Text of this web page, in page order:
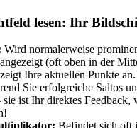
lesen: Ihr
Wird normalerweise
(oft oben in der
Ihre aktuellen Punkte
Sie erfolgreiche Saltos
sie ist Ihr direktes Feedback,